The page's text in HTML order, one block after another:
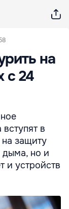
на
с 24
в
защиту
дыма, но и
и устройств